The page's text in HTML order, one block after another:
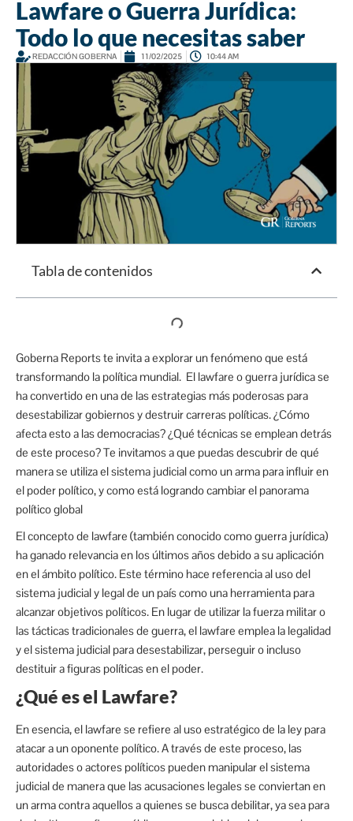
Lawfare o Guerra Jurídica:
Todo lo que necesitas saber
REDACCIÓN GOBERNA 11/02/2025 10:44 AM
Tabla de contenidos
Goberna Reports te invita a explorar un fenómeno que está
transformando la política mundial. El lawfare o guerra jurídica se
ha convertido en una de las estrategias más poderosas para
desestabilizar gobiernos y destruir carreras políticas. ¿Cómo
afecta esto a las democracias? ¿Qué técnicas se emplean detrás
de este proceso? Te invitamos a que puedas descubrir de qué
manera se utiliza el sistema judicial como un arma para influir en
el poder político, y como está logrando cambiar el panorama
político global
El concepto de lawfare (también conocido como guerra jurídica)
ha ganado relevancia en los últimos años debido a su aplicación
en el ámbito político. Este término hace referencia al uso del
sistema judicial y legal de un país como una herramienta para
alcanzar objetivos políticos. En lugar de utilizar la fuerza militar o
las tácticas tradicionales de guerra, el lawfare emplea la legalidad
y el sistema judicial para desestabilizar, perseguir o incluso
destituir a figuras políticas en el poder.
¿Qué es el Lawfare?
En esencia, el lawfare se refiere al uso estratégico de la ley para
atacar a un oponente político. A través de este proceso, las
autoridades o actores políticos pueden manipular el sistema
judicial de manera que las acusaciones legales se conviertan en
un arma contra aquellos a quienes se busca debilitar, ya sea para